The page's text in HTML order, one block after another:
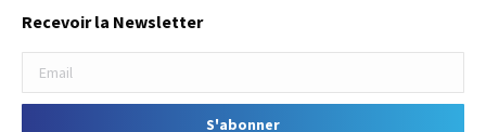
Recevoir la Newsletter